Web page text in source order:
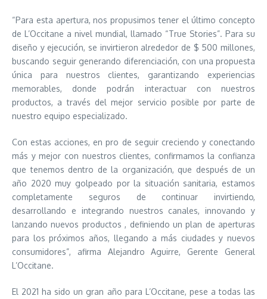
“Para esta apertura, nos propusimos tener el último concepto
de L’Occitane a nivel mundial, llamado “True Stories”. Para su
diseño y ejecución, se invirtieron alrededor de $ 500 millones,
buscando seguir generando diferenciación, con una propuesta
única para nuestros clientes, garantizando experiencias
memorables, donde podrán interactuar con nuestros
productos, a través del mejor servicio posible por parte de
nuestro equipo especializado.
Con estas acciones, en pro de seguir creciendo y conectando
más y mejor con nuestros clientes, confirmamos la confianza
que tenemos dentro de la organización, que después de un
año 2020 muy golpeado por la situación sanitaria, estamos
completamente seguros de continuar invirtiendo,
desarrollando e integrando nuestros canales, innovando y
lanzando nuevos productos , definiendo un plan de aperturas
para los próximos años, llegando a más ciudades y nuevos
consumidores”, afirma Alejandro Aguirre, Gerente General
L’Occitane.
El 2021 ha sido un gran año para L’Occitane, pese a todas las